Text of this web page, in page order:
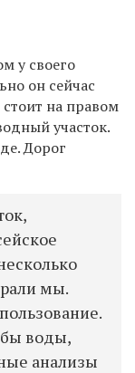
у своего
он сейчас
на правом
участок.
Дорог
мы.
воды,
анализы